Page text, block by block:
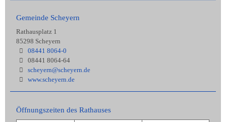
Gemeinde Scheyern
Rathausplatz 1
85298 Scheyern
08441 8064-0
08441 8064-64
scheyern@scheyern.de
www.scheyern.de
Öffnungszeiten des Rathauses